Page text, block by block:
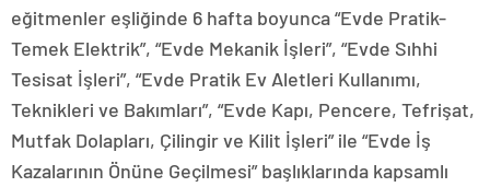
eğitmenler eşliğinde 6 hafta boyunca “Evde Pratik-
Temek Elektrik”, “Evde Mekanik İşleri”, “Evde Sıhhi
Tesisat İşleri”, “Evde Pratik Ev Aletleri Kullanımı,
Teknikleri ve Bakımları”, “Evde Kapı, Pencere, Tefrişat,
Mutfak Dolapları, Çilingir ve Kilit İşleri” ile “Evde İş
Kazalarının Önüne Geçilmesi” başlıklarında kapsamlı